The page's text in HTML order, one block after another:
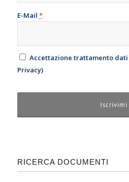
E-Mail *
Accettazione trattamento
Privacy)
RICERCA DOCUMENTI